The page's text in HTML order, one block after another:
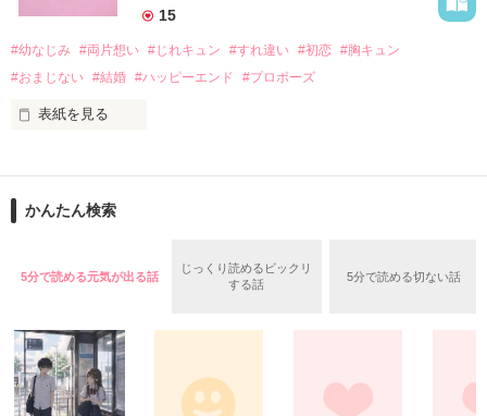
｢あんたなんか産まなきゃ良かった｣
『産まれてきてくれてありがとう』
両親から虐待を受け感情を知らない女の子と
泣き方も、笑い方も、助けの求め方も、何も知らなかった。
15
#幼なじみ #両片想い #じれキュン #すれ違い #初恋 #胸キュン
#おまじない #結婚 #ハッピーエンド #プロポーズ
表紙を見る
かんたん検索
5分で読める元気が出る話
じっくり読めるビックリ
する話
5分で読める切ない話